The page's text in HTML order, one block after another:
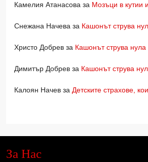
Камелия Атанасова за Мозъци в кутии
Снежана Начева за Кашонът струва
Христо Добрев за Кашонът струва нула
Димитър Добрев за Кашонът струва
Калоян Начев за Детските страхове,
За Нас